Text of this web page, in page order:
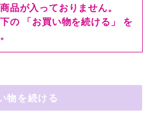
品が入っておりません。
の 「お買い物を続ける」 を